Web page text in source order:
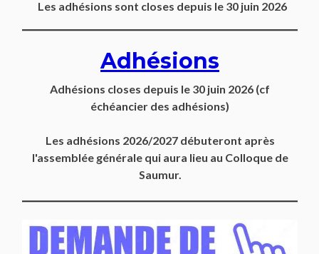
Les adhésions sont closes depuis le 30 juin 2026
Adhésions
Adhésions closes depuis le 30 juin 2026 (cf
échéancier des adhésions)
Les adhésions 2026/2027 débuteront après
l'assemblée générale qui aura lieu au Colloque de
Saumur.